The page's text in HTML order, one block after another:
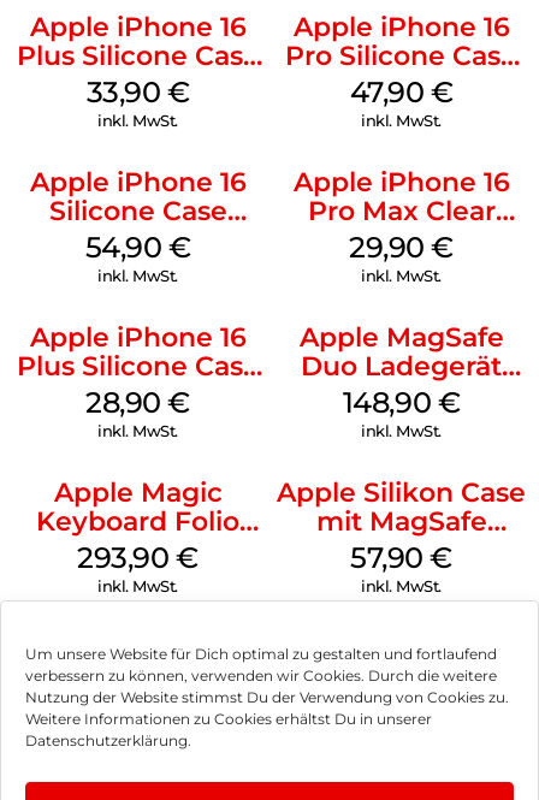
Um unsere Website für Dich optimal zu gestalten und fortlaufend
verbessern zu können, verwenden wir Cookies. Durch die weitere
Nutzung der Website stimmst Du der Verwendung von Cookies zu.
Weitere Informationen zu Cookies erhältst Du in unserer
Datenschutzerklärung.
Apple iPhone 16
Plus Silicone Case
MagSafe Lake
Green
33,90 €
inkl. MwSt.
Apple iPhone 16
Pro Silicone Case
MagSafe Denim
47,90 €
inkl. MwSt.
Apple iPhone 16
Silicone Case
MagSafe Lake
Green
54,90 €
inkl. MwSt.
Apple iPhone 16
Pro Max Clear
Case MagSafe
Transparent
29,90€
inkl. MwSt.
Apple iPhone 16
Plus Silicone Case
MagSafe Black
28,90€
inkl. MwSt.
Apple MagSafe
Duo Ladegerät
Weiß
148,90 €
inkl. MwSt.
Apple Magic
Keyboard Folio
iPad 10.9″ (10.Gen.)
Weiß
293,90€
inkl. MwSt.
Apple Silikon Case
mit MagSafe
iPhone 14 Pro
(PRODUCT)RED
57,90€
inkl. MwSt.
Impressum